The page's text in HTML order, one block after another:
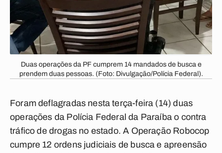
Duas operações da PF cumprem 14 mandados de busca e
prendem duas pessoas. (Foto: Divulgação/Polícia Federal).
Foram deflagradas nesta terça-feira (14) duas
operações da Polícia Federal da Paraíba o contra
tráfico de drogas no estado. A Operação Robocop
cumpre 12 ordens judiciais de busca e apreensão